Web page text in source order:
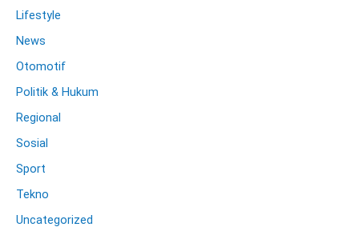
Lifestyle
News
Otomotif
Politik & Hukum
Regional
Sosial
Sport
Tekno
Uncategorized